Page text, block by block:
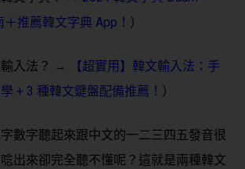
＋推薦韓文字典 App！ ）
輸入法？ →
【超實用】韓文輸入法：手
+ 3 種韓文鍵盤配備推薦！ ）
數字聽起來跟中文的一二三四五發音很
出來卻完全聽不懂呢？這就是兩種韓文